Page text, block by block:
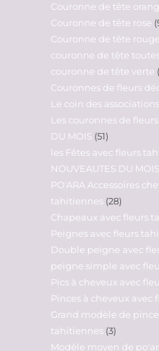
Couronne de tête
Couronne de tête rose
Couronne de tête rouge
couronne de tête
couronne de tête verte
Couronnes de fleurs
Le coin des associations
Les couronnes de
DU MOIS 51
les Fêtes avec fleurs
NOUVEAUTES DU MOIS
PO'ARA Accessoires
tahitiennes 28
Chapeaux avec fleurs
Peignes avec fleurs
Double peigne avec
peigne simple avec
Pics à cheveux avec
Pinces à cheveux
Grand modèle de
tahitiennes 3
Modèle moyen de